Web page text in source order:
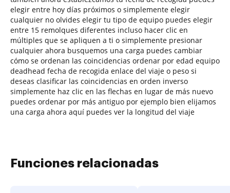
elegir entre hoy días próximos o simplemente elegir
cualquier no olvides elegir tu tipo de equipo puedes elegir
entre 15 remolques diferentes incluso hacer clic en
múltiples que se apliquen a ti o simplemente presionar
cualquier ahora busquemos una carga puedes cambiar
cómo se ordenan las coincidencias ordenar por edad equipo
deadhead fecha de recogida enlace del viaje o peso si
deseas clasificar las coincidencias en orden inverso
simplemente haz clic en las flechas en lugar de más nuevo
puedes ordenar por más antiguo por ejemplo bien elijamos
una carga ahora aquí puedes ver la longitud del viaje
Funciones relacionadas